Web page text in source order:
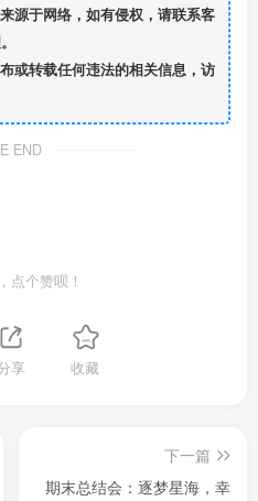
源于网络，如有侵权，请联系客
或转载任何违法的相关信息，访
END
点个赞呗！
享 收藏
下一篇
期末总结会：逐梦星海，幸